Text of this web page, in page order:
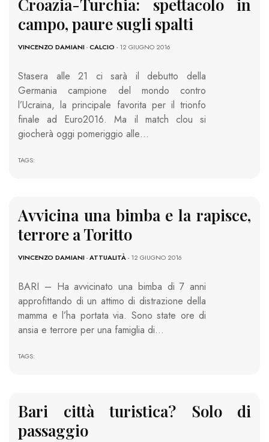
Croazia-Turchia: spettacolo in
campo, paure sugli spalti
VINCENZO DAMIANI-CALCIO - 12 GIUGNO 2016
Stasera alle 21 ci sarà il debutto della
Germania campione del mondo contro
l’Ucraina, la principale favorita per il trionfo
finale ad Euro2016. Ma il match clou si
giocherà oggi pomeriggio alle…
TAGS:
Avvicina una bimba e la rapisce,
terrore a Toritto
VINCENZO DAMIANI-ATTUALITÀ- 12 GIUGNO 2016
BARI – Ha avvicinato una bimba di 7 anni
approfittando di un attimo di distrazione della
mamma e l’ha portata via. Sono state ore di
ansia e terrore per una famiglia di…
TAGS:
Bari città turistica? Solo di
passaggio